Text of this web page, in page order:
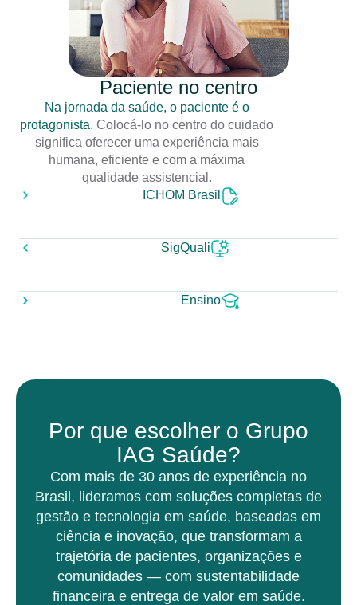
Paciente no centro
Na jornada da saúde, o paciente é o
protagonista. Colocá-lo no centro do cuidado
significa oferecer uma experiência mais
humana, eficiente e com a máxima
qualidade assistencial.
ICHOM Brasil
SigQuali
Ensino
Por que escolher o Grupo
IAG Saúde?
Com mais de 30 anos de experiência no
Brasil, lideramos com soluções completas de
gestão e tecnologia em saúde, baseadas em
ciência e inovação, que transformam a
trajetória de pacientes, organizações e
comunidades — com sustentabilidade
financeira e entrega de valor em saúde.